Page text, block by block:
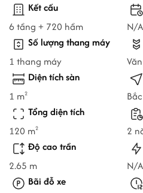
Kết cấu
6 tầng + 720 hầm
N/A
Số lượng thang máy
1 thang máy
Diện tích sàn
1 m2
Bắc
Tổng diện tích
120 m2
2
Độ cao trần
2.65 m
N/A
Bãi đỗ xe